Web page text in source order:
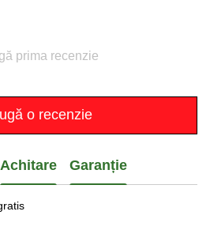
prima recenzie
o recenzie
Achitare Garanție